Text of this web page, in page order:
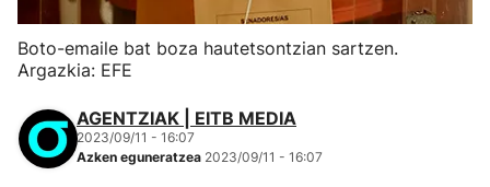
Boto-emaile bat boza hautetsontzian sartzen.
Argazkia: EFE
AGENTZIAK | EITB MEDIA
2023/09/11 - 16:07
Azken eguneratzea 2023/09/11 - 16:07